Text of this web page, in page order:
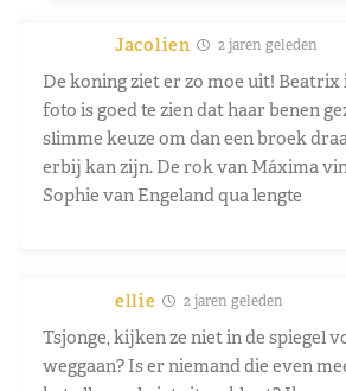
Jacolien 2 jaren geleden
De koning ziet er zo moe uit! Beatrix
foto is goed te zien dat haar benen
slimme keuze om dan een broek
erbij kan zijn. De rok van Máxima
Sophie van Engeland qua lengte
ellie 2 jaren geleden
Tsjonge, kijken ze niet in de spiegel
weggaan? Is er niemand die even